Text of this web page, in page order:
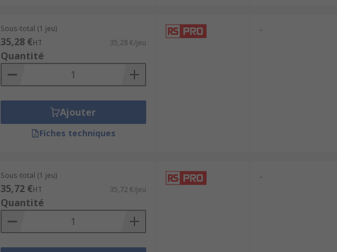
Sous-total (1 jeu)
35,28 €HT 35,28 €/jeu
Quantité
Ajouter
Fiches techniques
-
Sous-total (1 jeu)
35,72 €HT 35,72 €/jeu
Quantité
-